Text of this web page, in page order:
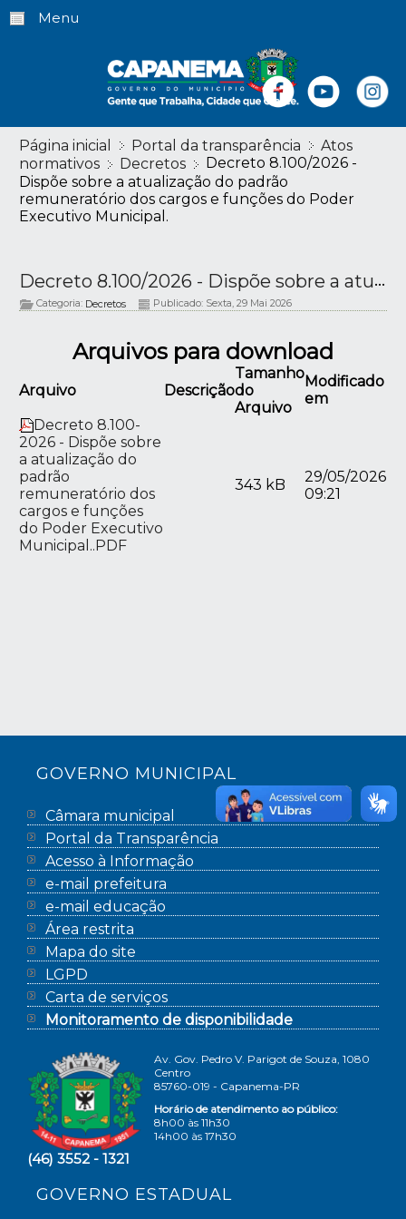
Menu
Página inicial Portal da transparência
Atos
normativos
Decretos
Decreto 8.100/2026 -
Dispõe sobre a atualização do padrão
remuneratório dos cargos e funções do Poder
Executivo Municipal.
Decreto 8.100/2026 - Dispõe sobre a atualização do padrão remuneratório dos cargos e funções do Poder Executivo Municipal.
Categoria: Decretos Publicado: Sexta, 29 Mai 2026
Arquivos para download
Arquivo Descrição
Tamanho
do
Arquivo
Modificado
em
Decreto 8.100-
2026 - Dispõe sobre
a atualização do
padrão
remuneratório dos
cargos e funções
do Poder Executivo
Municipal..PDF
343 kB
29/05/2026
09:21
GOVERNO MUNICIPAL
Câmara municipal
Portal da Transparência
Acesso à Informação
e-mail prefeitura
e-mail educação
Área restrita
Mapa do site
LGPD
Carta de serviços
Monitoramento de disponibilidade
Av. Gov. Pedro V. Parigot de Souza, 1080
Centro
85760-019 - Capanema-PR
Horário de atendimento ao público:
8h00 às 11h30
14h00 às 17h30
(46) 3552 - 1321
GOVERNO ESTADUAL